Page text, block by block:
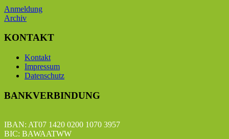
Anmeldung
Archiv
KONTAKT
Kontakt
Impressum
Datenschutz
BANKVERBINDUNG
IBAN: AT07 1420 0200 1070 3957
BIC: BAWAATWW